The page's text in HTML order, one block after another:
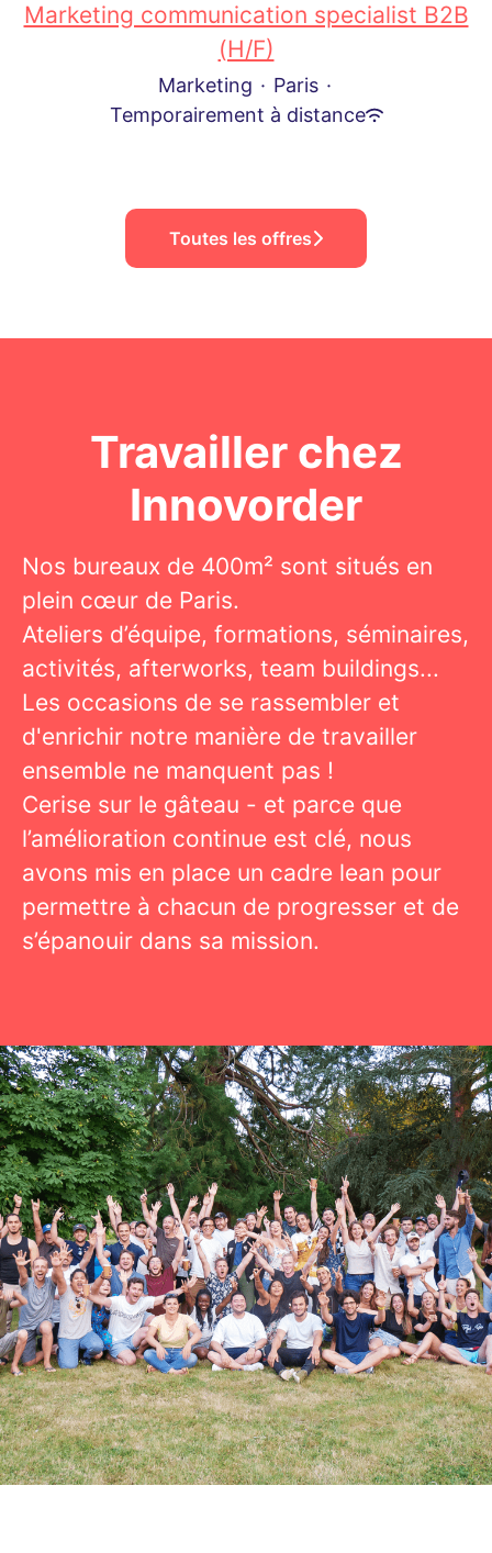
Marketing communication specialist B2B
(H/F)
Marketing · Paris ·
Temporairement à distance
Toutes les offres
Travailler chez
Innovorder
Nos bureaux de 400m² sont situés en
plein cœur de Paris.
Ateliers d’équipe, formations, séminaires,
activités, afterworks, team buildings...
Les occasions de se rassembler et
d'enrichir notre manière de travailler
ensemble ne manquent pas !
Cerise sur le gâteau - et parce que
l’amélioration continue est clé, nous
avons mis en place un cadre lean pour
permettre à chacun de progresser et de
s’épanouir dans sa mission.